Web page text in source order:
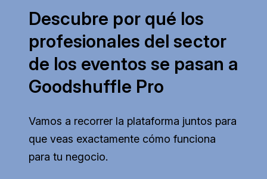
Descubre por qué los
profesionales del sector
de los eventos se pasan a
Goodshuffle Pro
Vamos a recorrer la plataforma juntos para
que veas exactamente cómo funciona
para tu negocio.